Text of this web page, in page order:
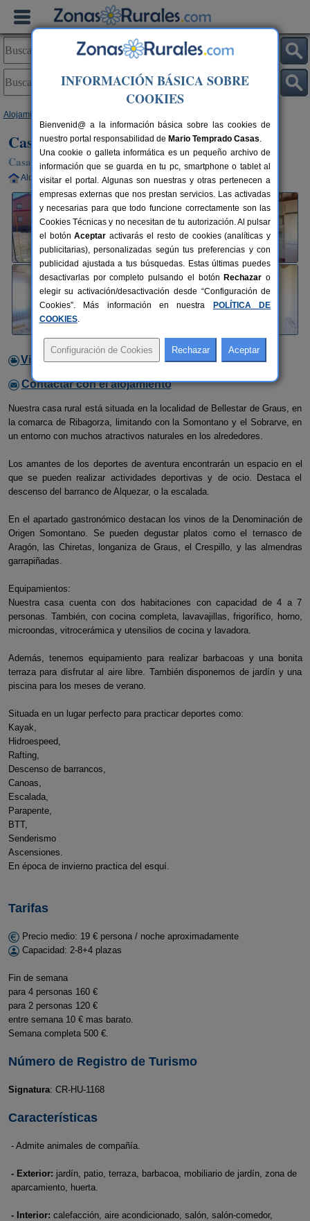
Alojamientos
Casa Sarrau
Casa Rural en Bellestar (Huesca)
Alquiler completo 2-8+4 plazas 90 km de Huesca
Video
Contactar con el alojamiento
Nuestra casa rural está situada en la localidad de Bellestar de Graus, en
la comarca de Ribagorza, limitando con la Somontano y el Sobrarve, en
un entorno con muchos atractivos naturales en los alrededores.
Los amantes de los deportes de aventura encontrarán un espacio en el
que se pueden realizar actividades deportivas y de ocio. Destaca el
descenso del barranco de Alquezar, o la escalada.
En el apartado gastronómico destacan los vinos de la Denominación de
Origen Somontano. Se pueden degustar platos como el ternasco de
Aragón, las Chiretas, longaniza de Graus, el Crespillo, y las almendras
garrapiñadas.
Equipamientos:
Nuestra casa cuenta con dos habitaciones con capacidad de 4 a 7
personas. También, con cocina completa, lavavajillas, frigorífico, horno,
microondas, vitrocerámica y utensilios de cocina y lavadora.
Además, tenemos equipamiento para realizar barbacoas y una bonita
terraza para disfrutar al aire libre. También disponemos de jardín y una
piscina para los meses de verano.
Situada en un lugar perfecto para practicar deportes como:
Kayak,
Hidroespeed,
Rafting,
Descenso de barrancos,
Canoas,
Escalada,
Parapente,
BTT,
Senderismo
Ascensiones.
En época de invierno practica del esquí.
Tarifas
Precio medio: 19 € persona / noche aproximadamente
Capacidad: 2-8+4 plazas
Fin de semana
para 4 personas 160 €
para 2 personas 120 €
entre semana 10 € mas barato.
Semana completa 500 €.
Número de Registro de Turismo
Signatura: CR-HU-1168
Características
- Admite animales de compañía.
- Exterior: jardín, patio, terraza, barbacoa, mobiliario de jardín, zona de
aparcamiento, huerta.
- Interior: calefacción, aire acondicionado, salón, salón-comedor,
INFORMACIÓN BÁSICA SOBRE
COOKIES
Bienvenid@ a la información básica sobre las cookies de
nuestro portal responsabilidad de Mario Temprado Casas.
Una cookie o galleta informática es un pequeño archivo de
información que se guarda en tu pc, smartphone o tablet al
visitar el portal. Algunas son nuestras y otras pertenecen a
empresas externas que nos prestan servicios. Las activadas
y necesarias para que todo funcione correctamente son las
Cookies Técnicas y no necesitan de tu autorización. Al pulsar
el botónAceptar activarás el resto de cookies (analíticas y
publicitarias), personalizadas según tus preferencias y con
publicidad ajustada a tus búsquedas. Estas últimas puedes
desactivarlas por completo pulsando el botón Rechazar o
elegir su activación/desactivación desde “Configuración de
Cookies”. Más información en nuestra
POLÍTICA DE
COOKIES.